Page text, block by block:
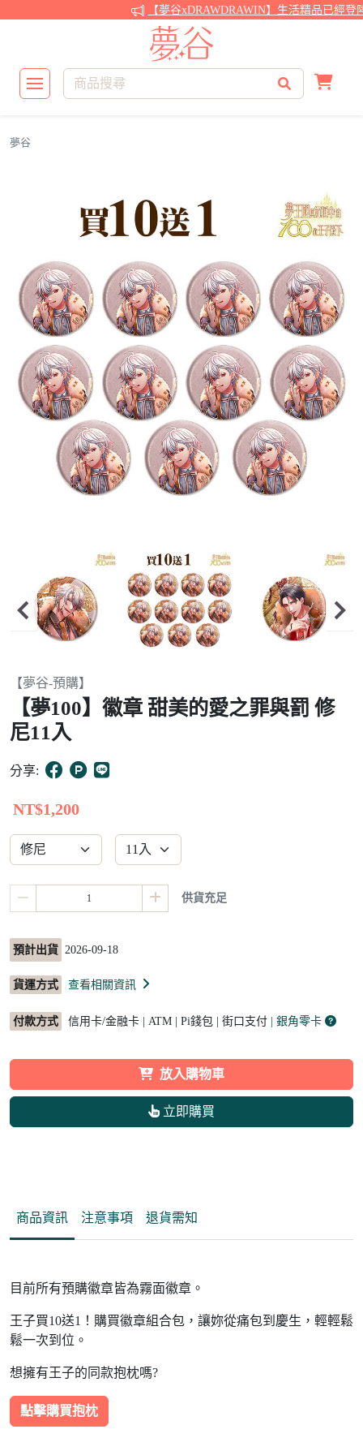
【夢谷xDRAWDRAWIN】生活精品已經登
夢谷
Item
of
10
【夢谷-預購】
【夢100】徽章 甜美的愛之罪與罰 修
尼11入
分享:
NT$1,200
供貨充足
預計出貨 2026-09-18
貨運方式 查看相關資訊
付款方式 信用卡/金融卡 | ATM | Pi錢包 | 街口支付 | 銀角零卡
放入購物車
立即購買
商品資訊 注意事項 退貨需知
目前所有預購徽章皆為霧面徽章。
王子買10送1！購買徽章組合包，讓妳從痛包到慶生，輕輕鬆
鬆一次到位。
想擁有王子的同款抱枕嗎?
點擊購買抱枕